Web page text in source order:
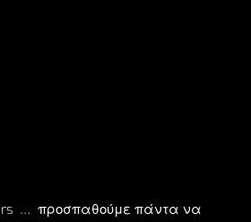
… προσπαθούμε πάντα να